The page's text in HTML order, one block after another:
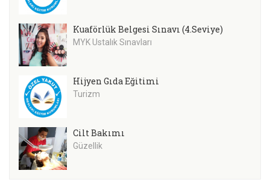
Kuaförlük Belgesi Sınavı (4.Seviye)
MYK Ustalık Sınavları
Hijyen Gıda Eğitimi
Turizm
Cilt Bakımı
Güzellik